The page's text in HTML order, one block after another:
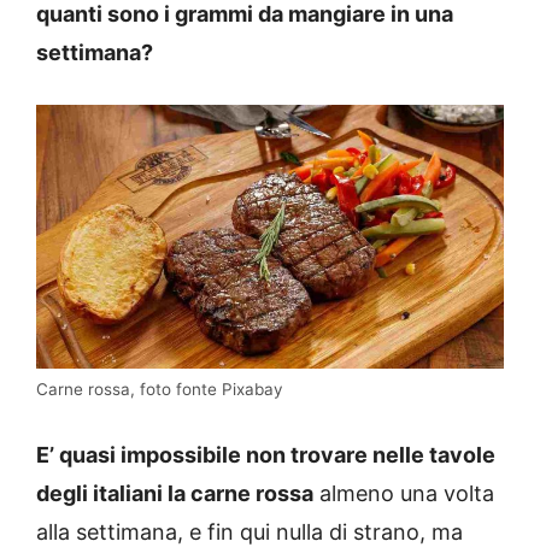
quanti sono i grammi da mangiare in una
settimana?
Carne rossa, foto fonte Pixabay
E’ quasi impossibile non trovare nelle tavole
degli italiani la carne rossa almeno una volta
alla settimana, e fin qui nulla di strano, ma